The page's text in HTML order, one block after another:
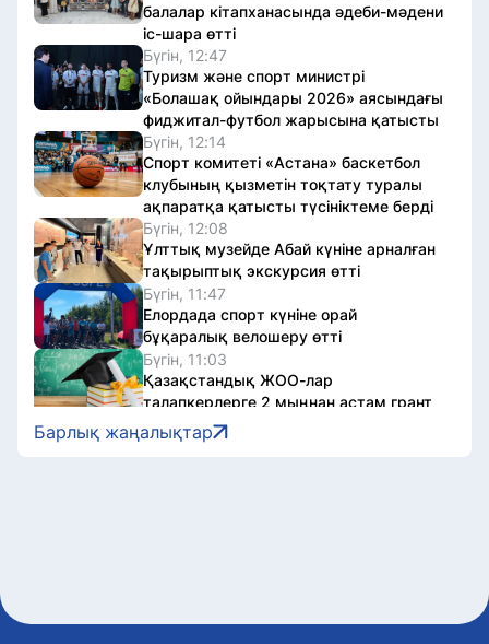
балалар кітапханасында әдеби-мәдени
іс-шара өтті
Бүгін, 12:47
Туризм және спорт министрі
«Болашақ ойындары 2026» аясындағы
фиджитал-футбол жарысына қатысты
Бүгін, 12:14
Спорт комитеті «Астана» баскетбол
клубының қызметін тоқтату туралы
ақпаратқа қатысты түсініктеме берді
Бүгін, 12:08
Ұлттық музейде Абай күніне арналған
тақырыптық экскурсия өтті
Бүгін, 11:47
Елордада спорт күніне орай
бұқаралық велошеру өтті
Бүгін, 11:03
Қазақстандық ЖОО-лар
талапкерлерге 2 мыңнан астам грант
Бүгін, 10:08
Барлық жаңалықтар